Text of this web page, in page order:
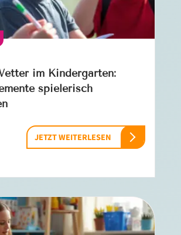
im Kindergarten:
spielerisch
JETZT WEITERLESEN